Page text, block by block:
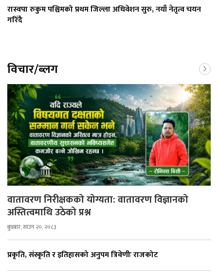
रास्वपा रुकुम पश्चिमको प्रथम जिल्ला अधिवेशन सुरु, नयाँ नेतृत्व चयन
गरिँदै
विचार/ब्लग
वातावरण निरीक्षकको योग्यता: वातावरण विज्ञानको
अस्तित्वमाथि उठेको प्रश्न
बुधबार, साउन २०, २०८३
प्रकृति, संस्कृति र इतिहासको अनुपम त्रिवेणीः राजकोट